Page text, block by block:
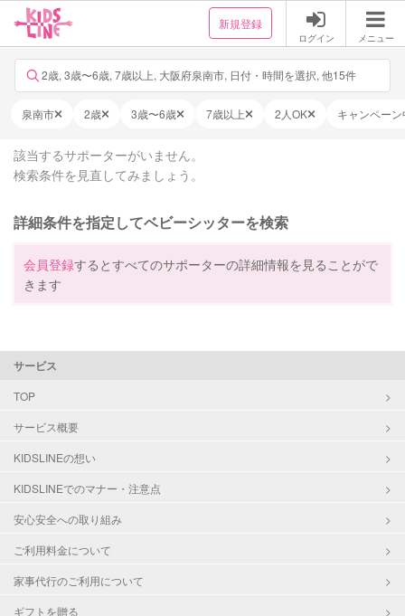
新規登録
ログイン メニュー
2歳, 3歳〜6歳, 7歳以上, 大阪府泉南市, 日付・時間を選択, 他15件
泉南市 2歳 3歳〜6歳 7歳以上 2人OK キャンペーン
該当するサポーターがいません。
検索条件を見直してみましょう。
詳細条件を指定してベビーシッターを検索
会員登録するとすべてのサポーターの詳細情報を見ることがで
きます
サービス
TOP
サービス概要
KIDSLINEの想い
KIDSLINEでのマナー・注意点
安心安全への取り組み
ご利用料金について
家事代行のご利用について
ギフトを贈る